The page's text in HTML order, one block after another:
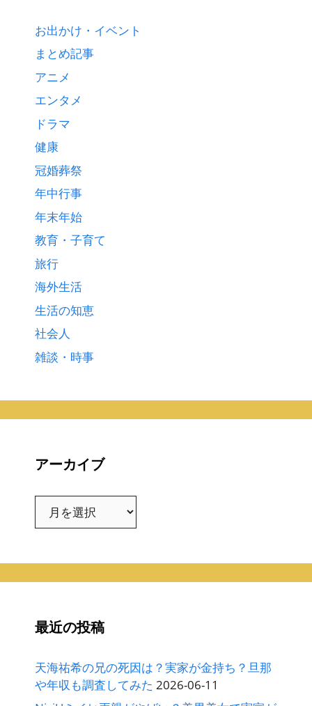
お出かけ・イベント
まとめ記事
アニメ
エンタメ
ドラマ
健康
冠婚葬祭
年中行事
年末年始
教育・子育て
旅行
海外生活
生活の知恵
社会人
雑談・時事
アーカイブ
最近の投稿
天海祐希の兄の死因は？実家が金持ち？旦那
や年収も調査してみた 2026-06-11